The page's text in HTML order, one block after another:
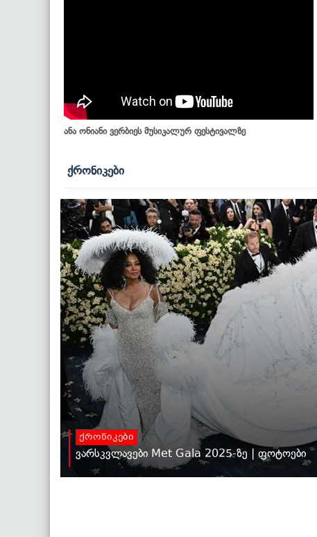
ანა ონიანი ვერბიეს მუსიკალურ ფესტივალზე
ქრონიკები
ქრონიკები
ვარსკვლავები Met Gala 2025-ზე | ფოტოები